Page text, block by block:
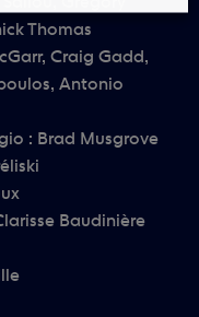
Thomas
Craig Gadd,
Antonio
: Brad Musgrove
Baudinière